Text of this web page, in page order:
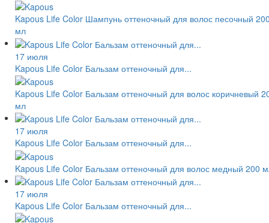
Kapous Life Color Шампунь оттеночный для волос песочный
мл
17 июля
Kapous Life Color Бальзам оттеночный для...
Kapous Life Color Бальзам оттеночный для волос коричневый
мл
17 июля
Kapous Life Color Бальзам оттеночный для...
Kapous Life Color Бальзам оттеночный для волос медный 200
17 июля
Kapous Life Color Бальзам оттеночный для...